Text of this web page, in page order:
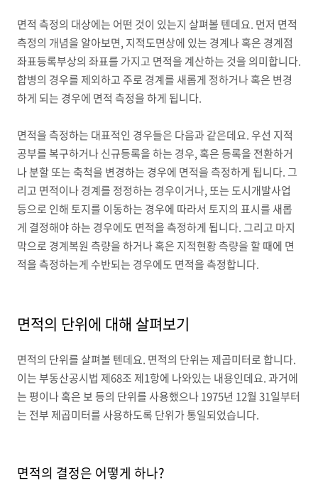
면적 측정의 대상에는 어떤 것이 있는지 살펴볼 텐데요. 먼저 면적
측정의 개념을 알아보면, 지적도면상에 있는 경계나 혹은 경계점
좌표등록부상의 좌표를 가지고 면적을 계산하는 것을 의미합니다.
합병의 경우를 제외하고 주로 경계를 새롭게 정하거나 혹은 변경
하게 되는 경우에 면적 측정을 하게 됩니다.
면적을 측정하는 대표적인 경우들은 다음과 같은데요. 우선 지적
공부를 복구하거나 신규등록을 하는 경우, 혹은 등록을 전환하거
나 분할 또는 축척을 변경하는 경우에 면적을 측정하게 됩니다. 그
리고 면적이나 경계를 정정하는 경우이거나, 또는 도시개발사업
등으로 인해 토지를 이동하는 경우에 따라서 토지의 표시를 새롭
게 결정해야 하는 경우에도 면적을 측정하게 됩니다. 그리고 마지
막으로 경계복원 측량을 하거나 혹은 지적현황 측량을 할 때에 면
적을 측정하는게 수반되는 경우에도 면적을 측정합니다.
면적의 단위에 대해 살펴보기
면적의 단위를 살펴볼 텐데요. 면적의 단위는 제곱미터로 합니다.
이는 부동산공시법 제68조 제1항에 나와있는 내용인데요. 과거에
는 평이나 혹은 보 등의 단위를 사용했으나 1975년 12월 31일부터
는 전부 제곱미터를 사용하도록 단위가 통일되었습니다.
면적의 결정은 어떻게 하나?